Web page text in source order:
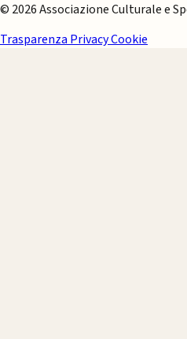
© 2026 Associazione Culturale e
Trasparenza PrivacyCookie